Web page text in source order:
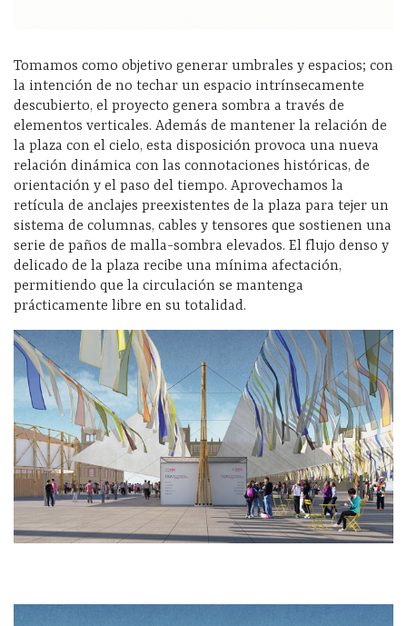
Tomamos como objetivo generar umbrales y espacios; con
la intención de no techar un espacio intrínsecamente
descubierto, el proyecto genera sombra a través de
elementos verticales. Además de mantener la relación de
la plaza con el cielo, esta disposición provoca una nueva
relación dinámica con las connotaciones históricas, de
orientación y el paso del tiempo. Aprovechamos la
retícula de anclajes preexistentes de la plaza para tejer un
sistema de columnas, cables y tensores que sostienen una
serie de paños de malla-sombra elevados. El flujo denso y
delicado de la plaza recibe una mínima afectación,
permitiendo que la circulación se mantenga
prácticamente libre en su totalidad.